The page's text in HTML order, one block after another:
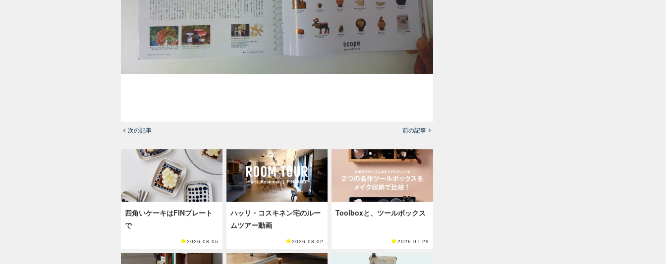
次の記事 前の記事
四角いケーキはFINプレート
で
2026.08.05
ハッリ・コスキネン宅のルー
ムツアー動画
2026.08.02
Toolboxと、ツールボックス
2026.07.29